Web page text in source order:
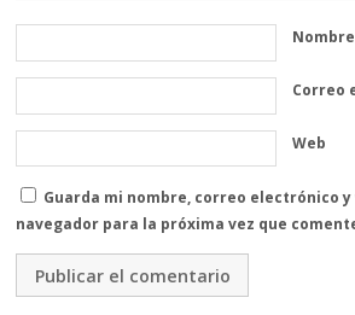
Correo
Web
Guarda mi nombre, correo electrónico y
navegador para la próxima vez que